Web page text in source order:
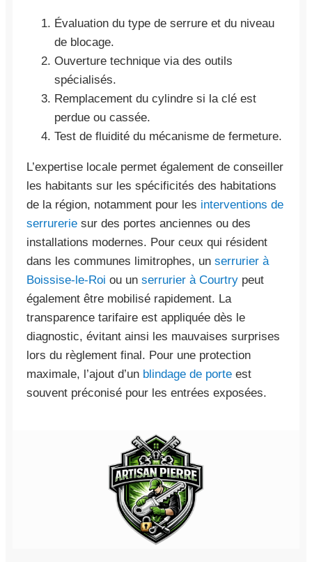
Évaluation du type de serrure et du niveau
de blocage.
Ouverture technique via des outils
spécialisés.
Remplacement du cylindre si la clé est
perdue ou cassée.
Test de fluidité du mécanisme de fermeture.
L’expertise locale permet également de conseiller
les habitants sur les spécificités des habitations
de la région, notamment pour les interventions de
serrurerie sur des portes anciennes ou des
installations modernes. Pour ceux qui résident
dans les communes limitrophes, un serrurier à
Boissise-le-Roi ou un serrurier à Courtry peut
également être mobilisé rapidement. La
transparence tarifaire est appliquée dès le
diagnostic, évitant ainsi les mauvaises surprises
lors du règlement final. Pour une protection
maximale, l’ajout d’un blindage de porte est
souvent préconisé pour les entrées exposées.